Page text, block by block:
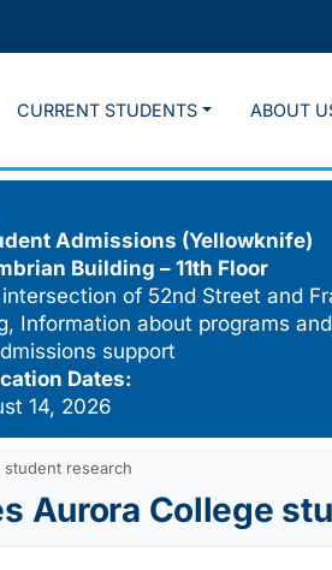
CURRENT STUDENTS ABOUT
Admissions (Yellowknife)
Building – 11th Floor
of 52nd Street and
about programs
support
Dates:
14, 2026
research
Aurora College